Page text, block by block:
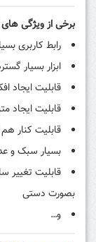
برخی از ویژگی های
رابط کاربری
ابزار بسیار
قابلیت ایجاد
قابلیت
قابلیت کنار
بسیار سبک و
قابلیت تغییر
بصورت دستی
و…